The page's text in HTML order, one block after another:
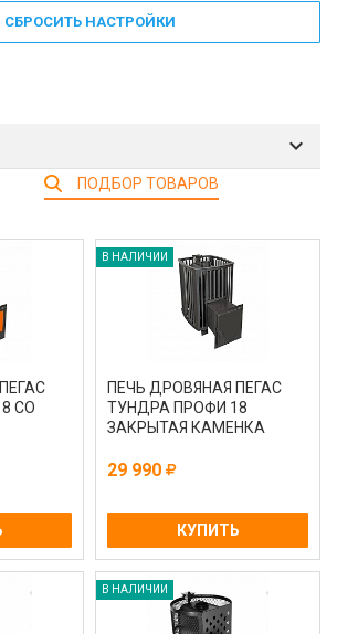
СБРОСИТЬ НАСТРОЙКИ
ПОДБОР ТОВАРОВ
СО
В НАЛИЧИИ
ПЕЧЬ ДРОВЯНАЯ ПЕГАС
ТУНДРА ПРОФИ 18
ЗАКРЫТАЯ КАМЕНКА
29 990
КУПИТЬ
В НАЛИЧИИ